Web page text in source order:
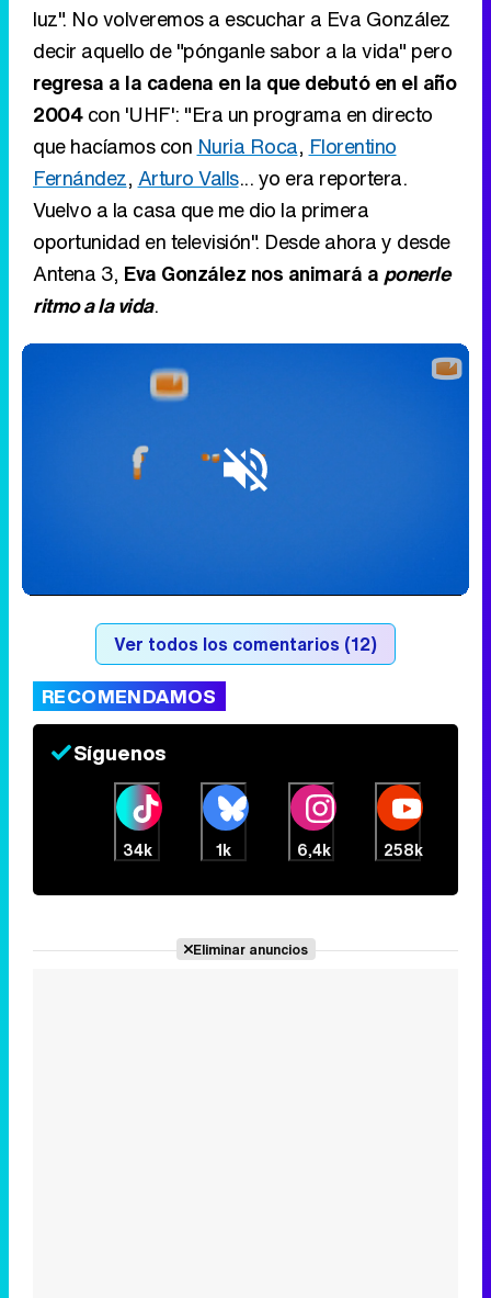
luz". No volveremos a escuchar a Eva González
decir aquello de "pónganle sabor a la vida" pero
regresa a la cadena en la que debutó en el año
2004con 'UHF': "Era un programa en directo
que hacíamos con Nuria Roca, Florentino
Fernández, Arturo Valls... yo era reportera.
Vuelvo a la casa que me dio la primera
oportunidad en televisión". Desde ahora y desde
Antena 3, Eva González nos animará a ponerle
ritmo a la vida.
Ver todos los comentarios (12)
RECOMENDAMOS
Síguenos
34k 1k 6,4k 258k
Eliminar anuncios